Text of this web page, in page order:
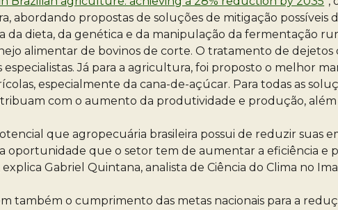
abordando propostas de soluções de mitigação possíveis
da dieta, da genética e da manipulação da fermentação
alimentar de bovinos de corte. O tratamento de dejetos
Já para a agricultura, foi proposto o melhor
especialmente da cana-de-açúcar. Para todas as
com o aumento da produtividade e produção, além
que agropecuária brasileira possui de reduzir suas
oportunidade que o setor tem de aumentar a eficiência e
Gabriel Quintana, analista de Ciência do Clima no
também o cumprimento das metas nacionais para a